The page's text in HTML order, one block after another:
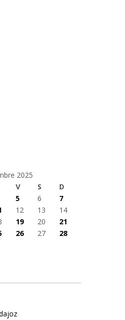
2025
V S
D
5 6
7
12 13
14
19 20
21
26 27
28